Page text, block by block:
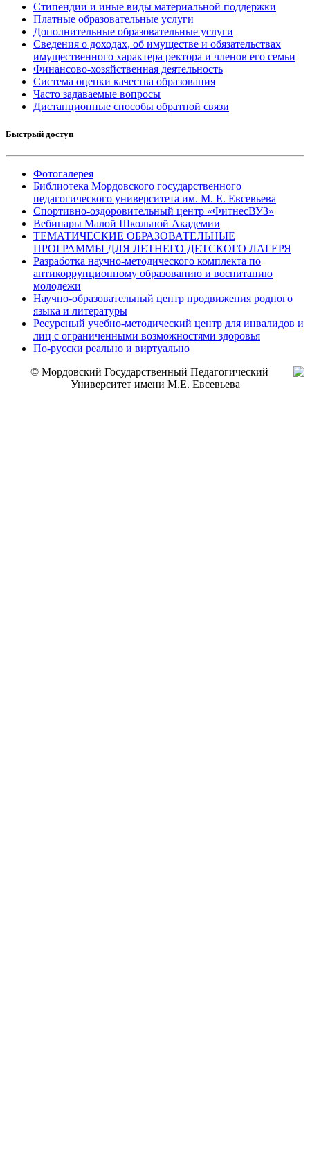
Стипендии и иные виды материальной поддержки
Платные образовательные услуги
Дополнительные образовательные услуги
Сведения о доходах, об имуществе и обязательствах
имущественного характера ректора и членов его семьи
Финансово-хозяйственная деятельность
Система оценки качества образования
Часто задаваемые вопросы
Дистанционные способы обратной связи
Быстрый доступ
Фотогалерея
Библиотека Мордовского государственного
педагогического университета им. М. Е. Евсевьева
Спортивно-оздоровительный центр «ФитнесВУЗ»
Вебинары Малой Школьной Академии
ТЕМАТИЧЕСКИЕ ОБРАЗОВАТЕЛЬНЫЕ
ПРОГРАММЫ ДЛЯ ЛЕТНЕГО ДЕТСКОГО ЛАГЕРЯ
Разработка научно-методического комплекта по
антикоррупционному образованию и воспитанию
молодежи
Научно-образовательный центр продвижения родного
языка и литературы
Ресурсный учебно-методический центр для инвалидов и
лиц с ограниченными возможностями здоровья
По-русски реально и виртуально
© Мордовский Государственный Педагогический
Университет имени М.Е. Евсевьева